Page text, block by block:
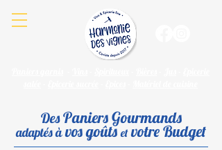
DesPaniers Gourmands
adaptés àvos goûtsetvotre Budget